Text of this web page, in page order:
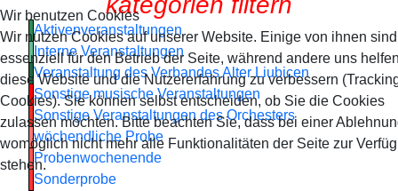
Aktivenveranstaltungen
Interne Veranstaltungen
Veranstaltung des Verbandes Alter Liubicen
Sonstige musische Veranstaltungen
Sonstige Veranstaltungen des Orchesters
wöchendliche Probe
Probenwochenende
Sonderprobe
Wir benutzen Cookies
Wir nutzen Cookies auf unserer Website. Einige von ihnen sind
essenziell für den Betrieb der Seite, während andere uns
diese Website und die Nutzererfahrung zu verbessern
Cookies). Sie können selbst entscheiden, ob Sie die Cookies
zulassen möchten. Bitte beachten Sie, dass bei einer
womöglich nicht mehr alle Funktionalitäten der Seite zur
stehen.